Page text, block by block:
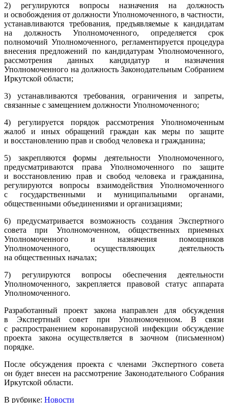
2) регулируются вопросы назначения на должность
и освобождения от должности Уполномоченного, в частности,
устанавливаются требования, предъявляемые к кандидатам
на должность Уполномоченного, определяется срок
полномочий Уполномоченного, регламентируется процедура
внесения предложений по кандидатурам Уполномоченного,
рассмотрения данных кандидатур и назначения
Уполномоченного на должность Законодательным Собранием
Иркутской области;
3) устанавливаются требования, ограничения и запреты,
связанные с замещением должности Уполномоченного;
4) регулируется порядок рассмотрения Уполномоченным
жалоб и иных обращений граждан как меры по защите
и восстановлению прав и свобод человека и гражданина;
5) закрепляются формы деятельности Уполномоченного,
предусматриваются права Уполномоченного по защите
и восстановлению прав и свобод человека и гражданина,
регулируются вопросы взаимодействия Уполномоченного
с государственными и муниципальными органами,
общественными объединениями и организациями;
6) предусматривается возможность создания Экспертного
совета при Уполномоченном, общественных приемных
Уполномоченного и назначения помощников
Уполномоченного, осуществляющих деятельность
на общественных началах;
7) регулируются вопросы обеспечения деятельности
Уполномоченного, закрепляется правовой статус аппарата
Уполномоченного.
Разработанный проект закона направлен для обсуждения
в Экспертный совет при Уполномоченном. В связи
с распространением коронавирусной инфекции обсуждение
проекта закона осуществляется в заочном (письменном)
порядке.
После обсуждения проекта с членами Экспертного совета
он будет внесен на рассмотрение Законодательного Собрания
Иркутской области.
В рубрике: Новости